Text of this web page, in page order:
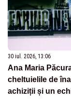
30 iul. 2026, 13:06
Ana Maria
cheltuielile de
achiziții și un